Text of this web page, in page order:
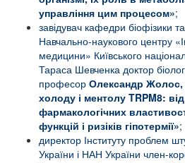
управління цим процесом»;
завідувач кафедри біофізики
Навчально-наукового центру
медицини» Київського
Тараса Шевченка доктор
професор Олександр Жолос,
холоду і ментолу TRPM8:
фармакологічних
функцій і ризіків гіпотермії»;
директор Інституту проблем
України і НАН України член-